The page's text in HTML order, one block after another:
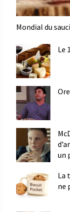
Mondial du
Le
un
La
ne